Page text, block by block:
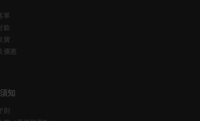
單
款
貨
優惠
知
則